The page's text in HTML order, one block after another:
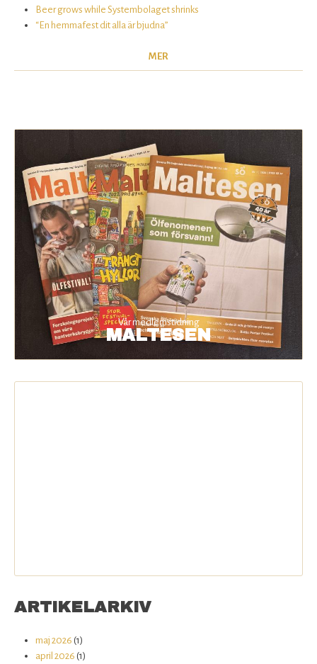
Beer grows while Systembolaget shrinks
“En hemmafest dit alla är bjudna”
MER
MALTESEN-
BOX.JPG
Vår medlemstidning
MALTESEN
ARTIKELARKIV
maj 2026 (1)
april 2026 (1)